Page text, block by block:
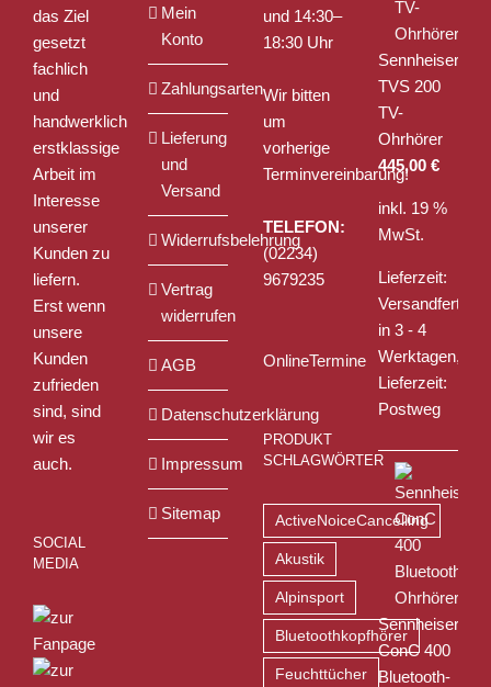
das Ziel
gesetzt
fachlich
und
handwerklich
erstklassige
Arbeit im
Interesse
unserer
Kunden zu
liefern.
Erst wenn
unsere
Kunden
zufrieden
sind, sind
wir es
auch.
SOCIAL
MEDIA
Mein
Konto
Zahlungsarten
Lieferung
und
Versand
Widerrufsbelehrung
Vertrag
widerrufen
AGB
Datenschutzerklärung
Impressum
Sitemap
und 14:30–
18:30 Uhr
Wir bitten
um
vorherige
Terminvereinbarung!
TELEFON:
(02234)
9679235
OnlineTermine
PRODUKT
SCHLAGWÖRTER
ActiveNoiceCancelling
Akustik
Alpinsport
Bluetoothkopfhörer
Feuchttücher
Sennheiser
TVS 200
TV-
Ohrhörer
445,00 €
inkl. 19 %
MwSt.
Lieferzeit:
Versandfertig
in 3 - 4
Werktagen,
Lieferzeit:
Postweg
Sennheiser
ConC 400
Bluetooth-